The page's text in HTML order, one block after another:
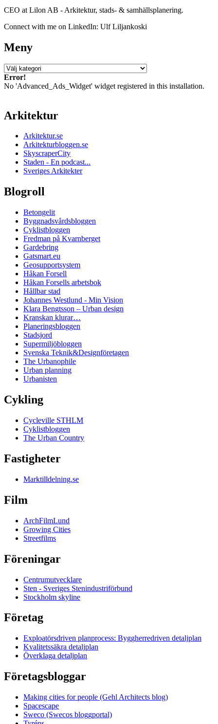
CEO at Lilon AB - Arkitektur, stads- & samhällsplanering.
Connect with me on LinkedIn: Ulf Liljankoski
Meny
Meny
Error!
No 'Advanced_Ads_Widget' widget registered in this installation.
Arkitektur
Arkitektur.se
Arkitekturbloggen.se
SkyscraperCity
Staden - En podcast...
Sveriges Arkitekter
Blogroll
Betongelit
Byggnadsvårdsbloggen
Cyklistbloggen
Fredman på Kvarnberget
Gardebring
Gatsmart.eu
Geosupportsystem
Håkan Forsell
Håkan Forsells arbetsbok
Hållbar stad
Johannes Westlund - Min Vision
Klara Bengtsson – Urban design
Kranskan klurar…
Planeringsbloggen
Stadsjord
Supermiljöbloggen
Svenska Teknik&Designföretagen
The Urbanophile
Urban planning
Urbanisten
Cykling
Cycleville STHLM
Cyklistbloggen
The Urban Country
Fastigheter
Marktilldelning.se
Film
ArchFilmLund
Growing Cities
Streetfilms
Föreningar
Centrumutvecklare
Sten - Sveriges Stenindustriförbund
Stockholm skyline
Företag
Exploatörsdriven planprocess: Byggherredriven detaljplan
Kvalitetssäkra detaljplan
Överklaga detaljplan
Företagsbloggar
Making cities for people (Gehl Architects blog)
Spacescape
Sweco (Swecos bloggportal)